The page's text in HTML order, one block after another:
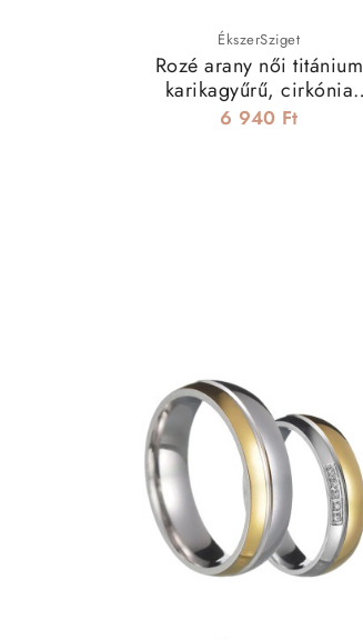
ÉkszerSziget
Rozé arany női titánium
karikagyűrű, cirkónia
kristályokkal
6 940 Ft